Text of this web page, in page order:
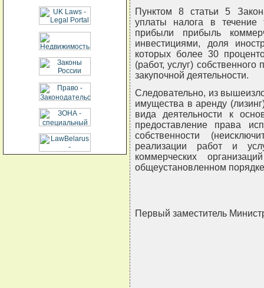
Пунктом 8 статьи 5
уплаты налога в
прибыли прибыль
инвестициями, доля
которых более 30
(работ, услуг)
закупочной деятельности.
Следовательно, из
имущества в аренду
вида деятельности к
предоставление права
собственности
реализации работ и
коммерческих
общеустановленном
Первый заместитель